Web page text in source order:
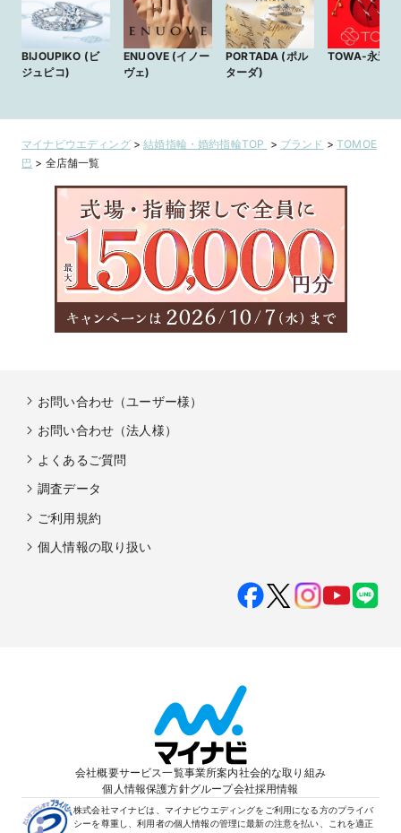
BIJOUPIKO (ビ
ジュピコ)
ENUOVE (イノー
ヴェ)
PORTADA (ポル
ターダ)
TOWA-永遠-
マイナビウエディング>結婚指輪・婚約指輪TOP > ブランド >TOMOE
巴 > 全店舗一覧
お問い合わせ（ユーザー様）
お問い合わせ（法人様）
よくあるご質問
調査データ
ご利用規約
個人情報の取り扱い
会社概要サービス一覧事業所案内社会的な取り組み
個人情報保護方針グループ会社採用情報
株式会社マイナビは、マイナビウエディングをご利用になる方のプライバ
シーを尊重し、利用者の個人情報の管理に最新の注意を払い、これを適正